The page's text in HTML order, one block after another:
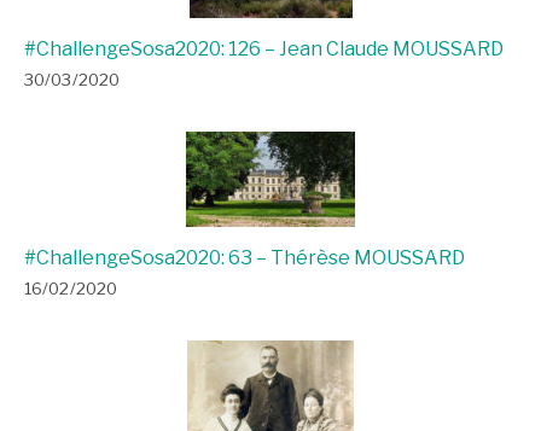
#ChallengeSosa2020: 126 – Jean Claude MOUSSARD
30/03/2020
#ChallengeSosa2020: 63 – Thérèse MOUSSARD
16/02/2020